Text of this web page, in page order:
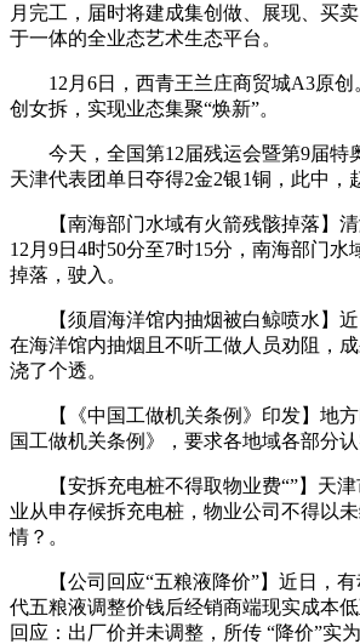
月完工，届时将建成集创做、展现、买
于一体的全业态艺术生态平台。
12月6日，西青王兰庄商贸城A3原创
创女拆，实现业态集聚“焕新”。
今天，全国第12届残运会暨第9届特
天津代表团单日夺得2金2银1铜，此中，
【南海部门水域有火箭残骸掉落】清
12月9日4时50分至7时15分，南海部门水
掉落，驶入。
【须眉海洋馆内抽烟被白鲸喷水】近
在海洋馆内抽烟且不听工做人员劝阻，
浇了个透。
【《中国工做机关条例》印发】地方
国工做机关条例》，要求各地域各部分认
【安拆充电桩不得取物业费“”】天津
业从申存候拆充电桩，物业公司不得以
情？。
【公司回应“五粮液降价”】近日，有
代五粮液调整价钱后经销商端现实成本
回应：出厂价并未调整，所传 “降价”实